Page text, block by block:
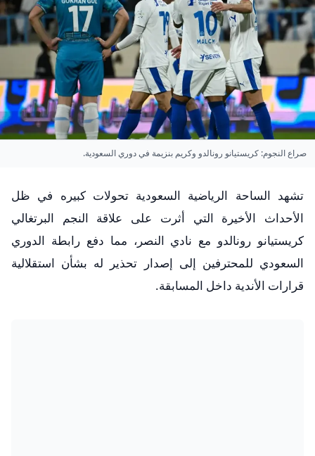
صراع النجوم: كريستيانو رونالدو وكريم بنزيمة في دوري السعودية.
تشهد الساحة الرياضية السعودية تحولات كبيره في ظل
الأحداث الأخيرة التي أثرت على علاقة النجم البرتغالي
كريستيانو رونالدو مع نادي النصر، مما دفع رابطة الدوري
السعودي للمحترفين إلى إصدار تحذير له بشأن استقلالية
قرارات الأندية داخل المسابقة.